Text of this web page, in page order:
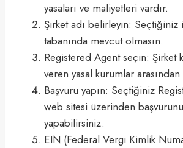
yasaları ve maliyetleri vardır.
Şirket adı belirleyin: Seçtiğiniz
tabanında mevcut olmasın.
Registered Agent seçin: Şirket
veren yasal kurumlar
Başvuru yapın: Seçtiğiniz
web sitesi üzerinden
yapabilirsiniz.
EIN (Federal Vergi Kimlik